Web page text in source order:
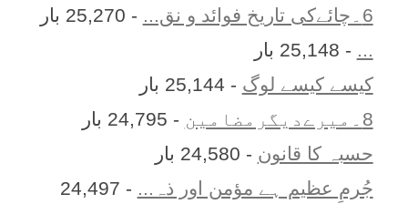
6۔چائےکی تاریخ فوائد و نق...
- 25,270 بار
- 25,148 بار
کیسے کیسے لوگ - 25,144 بار
8۔میرےدیگرمضامین
- 24,795 بار
حسبہ کا قانون - 24,580 بار
جُرمِ عظیم ہے مؤمن اور ذہ...
- 24,497